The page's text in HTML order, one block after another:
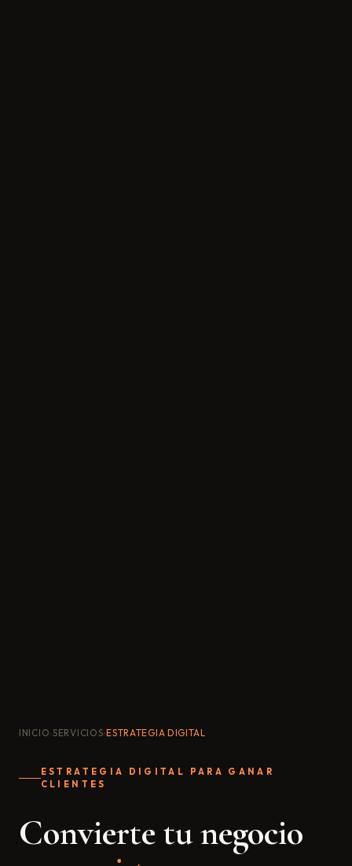
INICIO›SERVICIOS›ESTRATEGIA DIGITAL
ESTRATEGIA DIGITAL PARA GANAR
CLIENTES
Convierte tu negocio